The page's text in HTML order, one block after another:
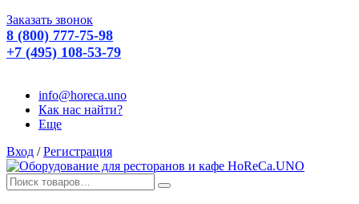
Заказать звонок
8 (800) 777-75-98
+7 (495) 108-53-79
info@horeca.uno
Как нас найти?
Еще
Вход / Регистрация